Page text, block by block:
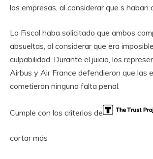
las empresas, al considerar que s haban
La Fiscal haba solicitado que ambos
absueltas, al considerar que era
culpabilidad. Durante el juicio, los
Airbus y Air France defendieron que las
cometieron ninguna falta penal.
Cumple con los criterios de
cortar más